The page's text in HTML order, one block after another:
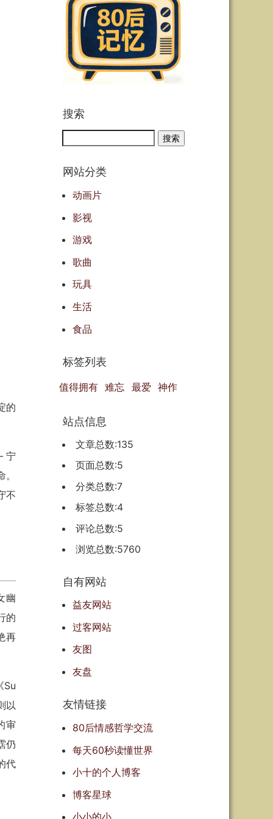
的
宁
不
幽
的
再
Su
以
审
仍
代
搜索
网站分类
动画片
影视
游戏
歌曲
玩具
生活
食品
标签列表
值得拥有 难忘 最爱 神作
站点信息
文章总数:135
页面总数:5
分类总数:7
标签总数:4
评论总数:5
浏览总数:5760
自有网站
益友网站
过客网站
友图
友盘
友情链接
80后情感哲学交流
每天60秒读懂世界
小十的个人博客
博客星球